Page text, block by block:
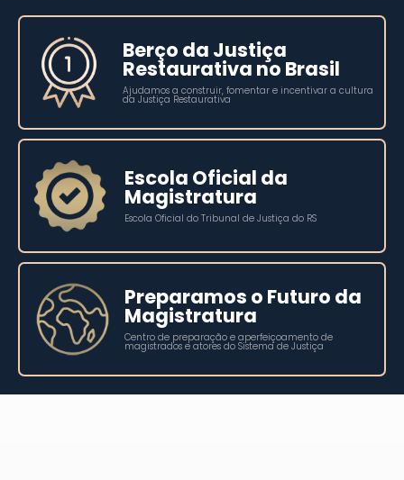
Berço da Justiça
Restaurativa no Brasil
Ajudamos a construir, fomentar e incentivar a cultura
da Justiça Restaurativa
Escola Oficial da
Magistratura
Escola Oficial do Tribunal de Justiça do RS
Preparamos o Futuro da
Magistratura
Centro de preparação e aperfeiçoamento de
magistrados e atores do Sistema de Justiça